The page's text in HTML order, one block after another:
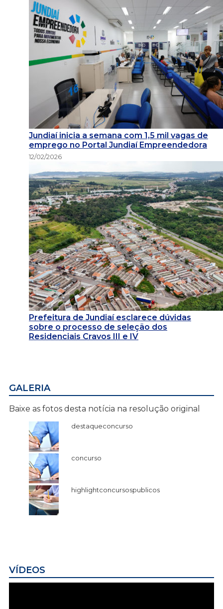
Jundiaí inicia a semana com 1,5 mil vagas de
emprego no Portal Jundiaí Empreendedora
12/02/2026
Prefeitura de Jundiaí esclarece dúvidas
sobre o processo de seleção dos
Residenciais Cravos III e IV
GALERIA
Baixe as fotos desta notícia na resolução original
destaqueconcurso
concurso
highlightconcursospublicos
VÍDEOS